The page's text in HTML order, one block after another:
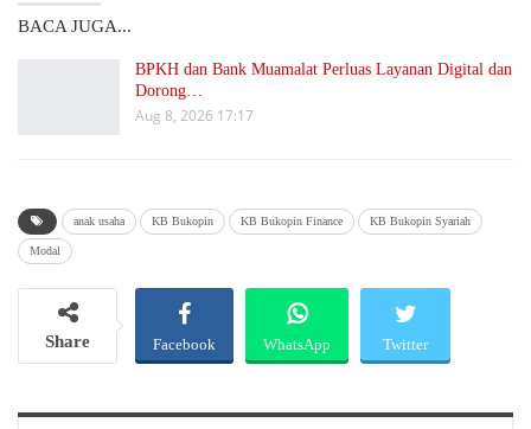
BACA JUGA...
BPKH dan Bank Muamalat Perluas Layanan Digital dan
Dorong…
Aug 8, 2026 17:17
anak usaha KB Bukopin KB Bukopin Finance KB Bukopin Syariah
Modal
Share Facebook WhatsApp Twitter